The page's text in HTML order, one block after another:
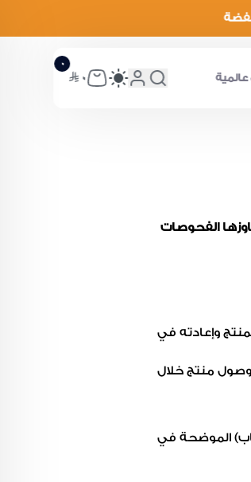
٠
٠
الفحوصات
وإعادته في
وصول منتج خلال
الموضحة في